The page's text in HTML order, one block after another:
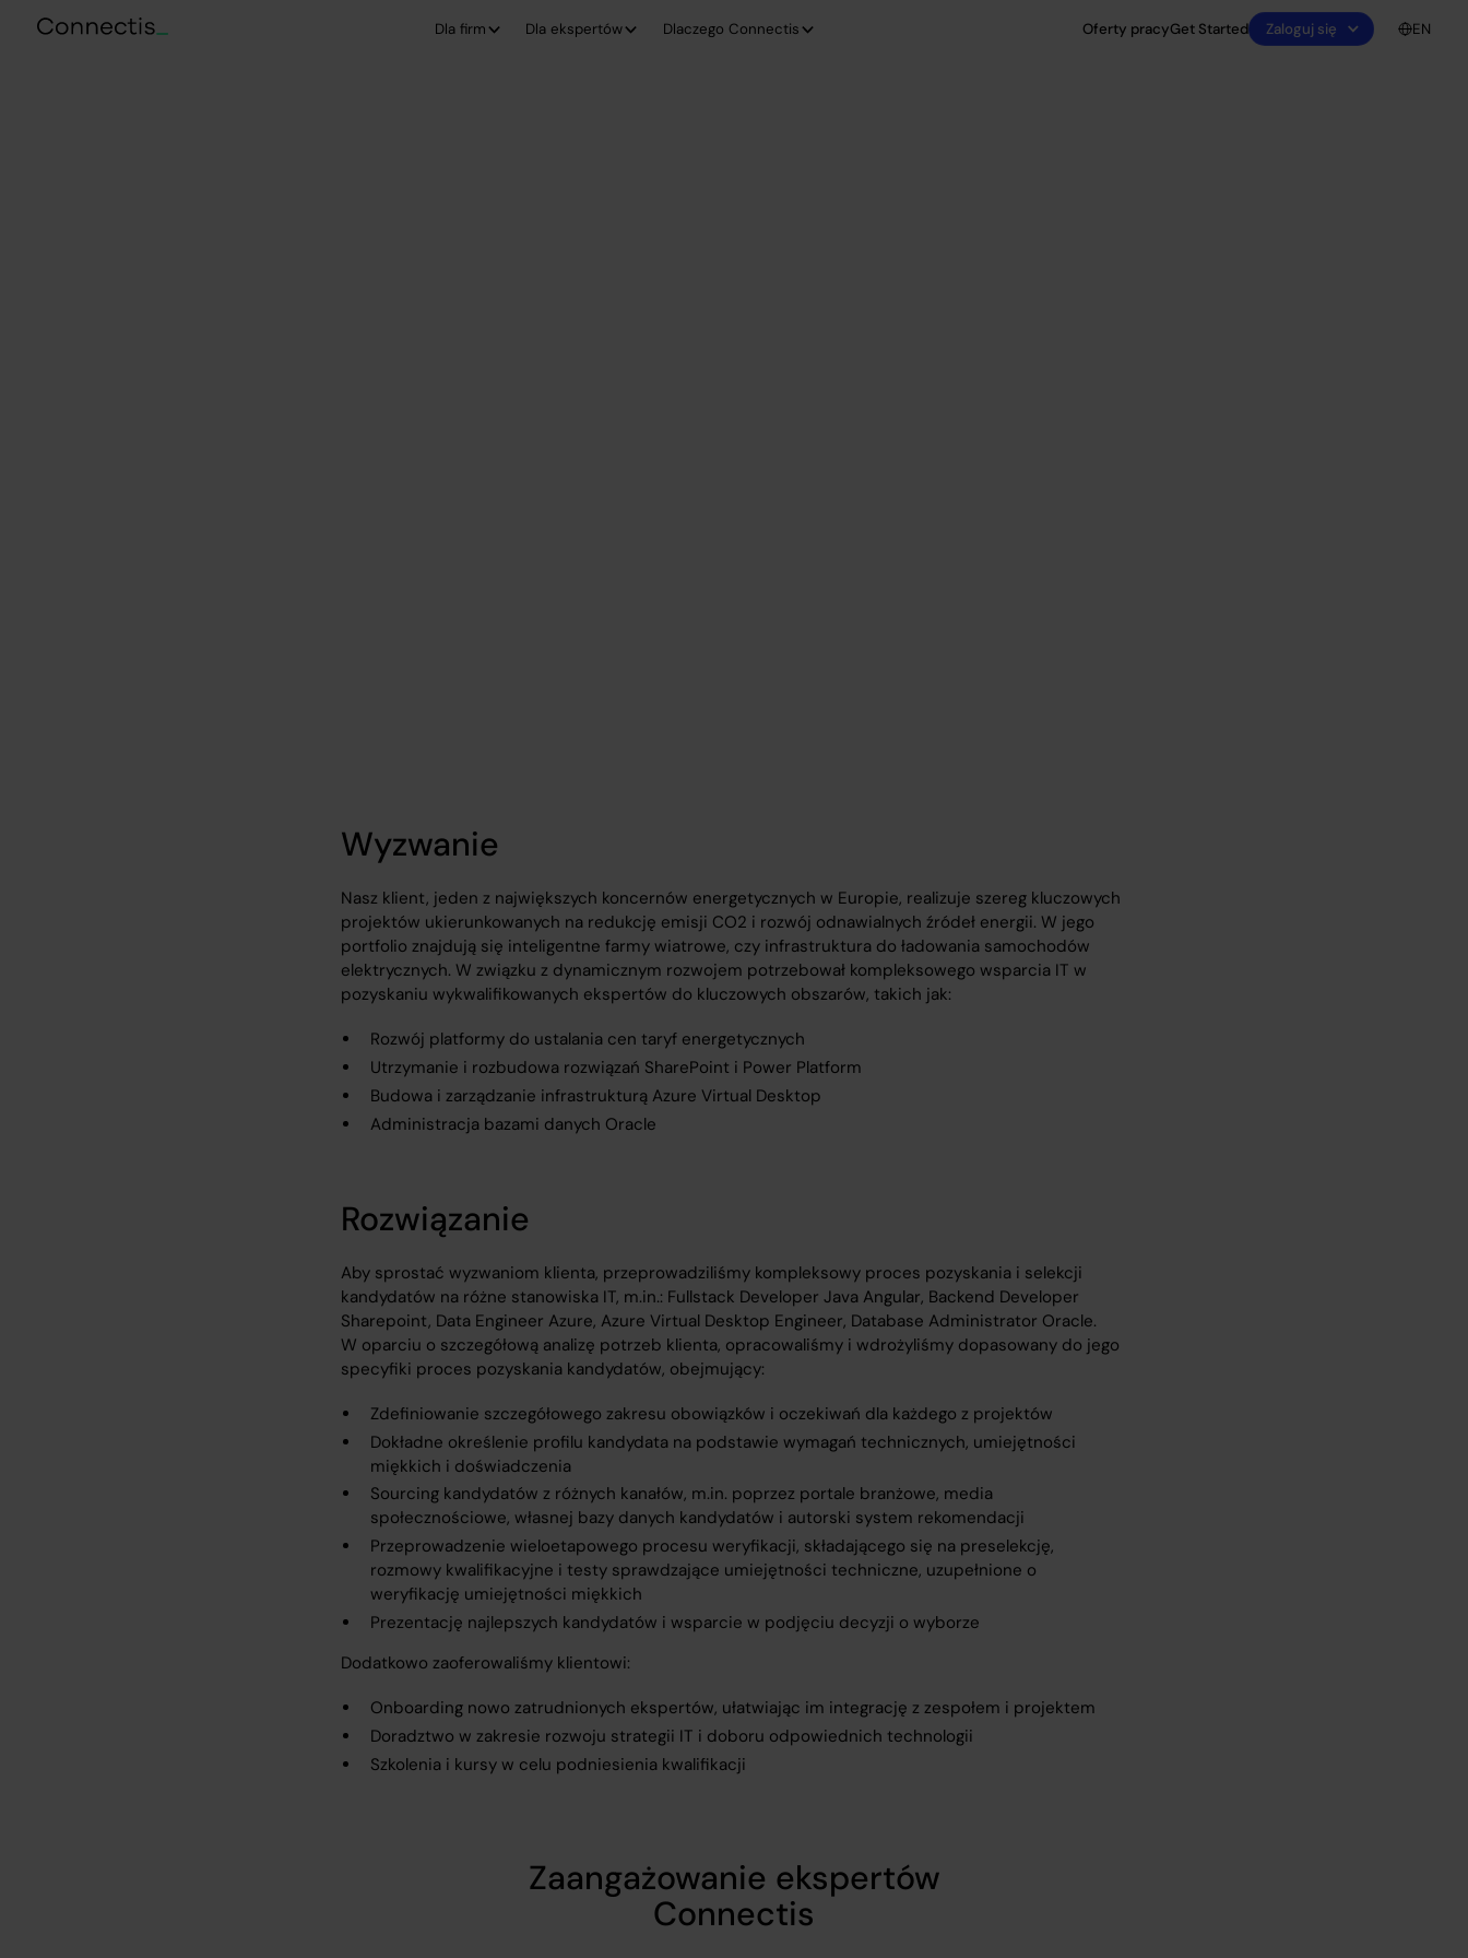
Dla firm Dla ekspertów Dlaczego Connectis Oferty pracyGet Started Zaloguj się EN
Wyzwanie
Nasz klient, jeden z największych koncernów energetycznych w Europie, realizuje szereg kluczowych
projektów ukierunkowanych na redukcję emisji CO2 i rozwój odnawialnych źródeł energii. W jego
portfolio znajdują się inteligentne farmy wiatrowe, czy infrastruktura do ładowania samochodów
elektrycznych. W związku z dynamicznym rozwojem potrzebował kompleksowego wsparcia IT w
pozyskaniu wykwalifikowanych ekspertów do kluczowych obszarów, takich jak:
Rozwój platformy do ustalania cen taryf energetycznych
Utrzymanie i rozbudowa rozwiązań SharePoint i Power Platform
Budowa i zarządzanie infrastrukturą Azure Virtual Desktop
Administracja bazami danych Oracle
Rozwiązanie
Aby sprostać wyzwaniom klienta, przeprowadziliśmy kompleksowy proces pozyskania i selekcji
kandydatów na różne stanowiska IT, m.in.: Fullstack Developer Java Angular, Backend Developer
Sharepoint, Data Engineer Azure, Azure Virtual Desktop Engineer, Database Administrator Oracle.
W oparciu o szczegółową analizę potrzeb klienta, opracowaliśmy i wdrożyliśmy dopasowany do jego
specyfiki proces pozyskania kandydatów, obejmujący:
Zdefiniowanie szczegółowego zakresu obowiązków i oczekiwań dla każdego z projektów
Dokładne określenie profilu kandydata na podstawie wymagań technicznych, umiejętności
miękkich i doświadczenia
Sourcing kandydatów z różnych kanałów, m.in. poprzez portale branżowe, media
społecznościowe, własnej bazy danych kandydatów i autorski system rekomendacji
Przeprowadzenie wieloetapowego procesu weryfikacji, składającego się na preselekcję,
rozmowy kwalifikacyjne i testy sprawdzające umiejętności techniczne, uzupełnione o
weryfikację umiejętności miękkich
Prezentację najlepszych kandydatów i wsparcie w podjęciu decyzji o wyborze
Dodatkowo zaoferowaliśmy klientowi:
Onboarding nowo zatrudnionych ekspertów, ułatwiając im integrację z zespołem i projektem
Doradztwo w zakresie rozwoju strategii IT i doboru odpowiednich technologii
Szkolenia i kursy w celu podniesienia kwalifikacji
Zaangażowanie ekspertów
Connectis